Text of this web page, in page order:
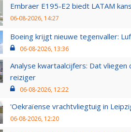
Embraer E195-E2 biedt LATAM
06-08-2026, 14:27
Boeing krijgt nieuwe tegenvaller:
06-08-2026, 13:36
Analyse kwartaalcijfers: Dat
reiziger
06-08-2026, 12:22
'Oekraïense vrachtvliegtuig in
06-08-2026, 12:20